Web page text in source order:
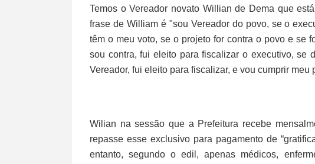
Temos o Vereador novato Willian de Dema que
frase de William é "sou Vereador do povo, se o
têm o meu voto, se o projeto for contra o povo e se
sou contra, fui eleito para fiscalizar o executivo, se
Vereador, fui eleito para fiscalizar, e vou cumprir meu
Wilian na sessão que a Prefeitura recebe
repasse esse exclusivo para pagamento de
entanto, segundo o edil, apenas médicos,